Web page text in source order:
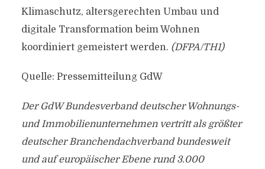
Klimaschutz, altersgerechten Umbau und
digitale Transformation beim Wohnen
koordiniert gemeistert werden. (DFPA/TH1)
Quelle: Pressemitteilung GdW
Der GdW Bundesverband deutscher Wohnungs-
und Immobilienunternehmen vertritt als größter
deutscher Branchendachverband bundesweit
und auf europäischer Ebene rund 3.000